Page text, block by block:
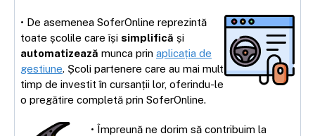
• De asemenea SoferOnline reprezintă
toate școlile care își simplifică și
automatizează munca prin aplicația de
gestiune. Școli partenere care au mai mult
timp de investit în cursanții lor, oferindu-le
o pregătire completă prin SoferOnline.
• Împreună ne dorim să contribuim la